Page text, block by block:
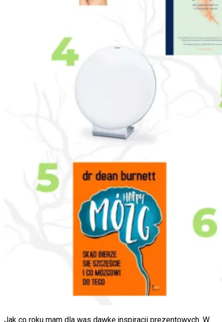
Jak co roku mam dla was dawkę inspiracji prezentowych. W